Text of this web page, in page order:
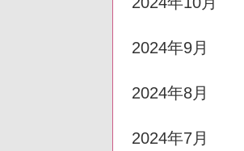
2024年9月
2024年8月
2024年7月